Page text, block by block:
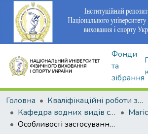
Фонди
та
зібрання
Головна
Кваліфікаційні роботи здобувачів вищої освіти
Кафедра водних видів спорту
Особливості застосування крос-тренінгу (кросфіту) у підготовці кваліфікованих плавців на етапі спеціалізованої базової підготовки